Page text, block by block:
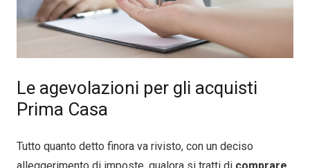
Le agevolazioni per gli acquisti
Prima Casa
Tutto quanto detto finora va rivisto, con un deciso
alleggerimento di imposte, qualora si tratti di comprare